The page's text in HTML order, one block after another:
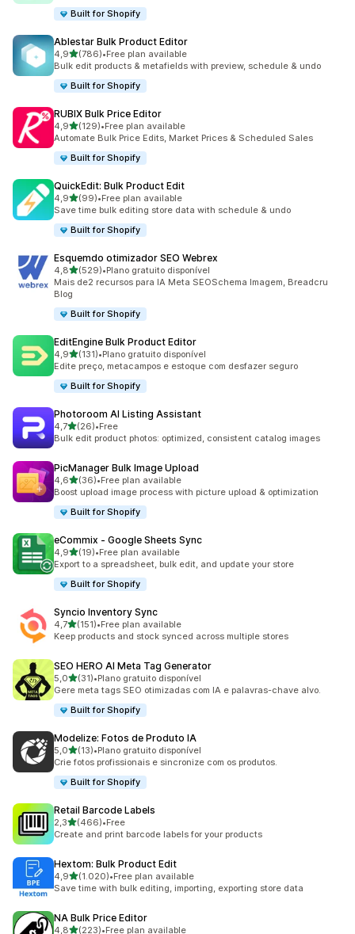
Built for Shopify
Ablestar Bulk Product Editor
4,9de 5 estrelas
(786)
786 total de avaliações
•Free plan available
Bulk edit products & metafields with preview, schedule & undo
Built for Shopify
RUBIX Bulk Price Editor
4,9de 5 estrelas
(129)
129 total de avaliações
•Free plan available
Automate Bulk Price Edits, Market Prices & Scheduled Sales
Built for Shopify
QuickEdit: Bulk Product Edit
4,9de 5 estrelas
(99)
99 total de avaliações
•Free plan available
Save time bulk editing store data with schedule & undo
Built for Shopify
Esquemdo otimizador SEO Webrex
4,8de 5 estrelas
(529)
529 total de avaliações
•Plano gratuito disponível
Mais de2 recursos para IA Meta SEOSchema Imagem, Breadcru
BIog
Built for Shopify
EditEngine Bulk Product Editor
4,9de 5 estrelas
(131)
131 total de avaliações
•Plano gratuito disponível
Edite preço, metacampos e estoque com desfazer seguro
Built for Shopify
Photoroom AI Listing Assistant
4,7de 5 estrelas
(26)
26 total de avaliações
•Free
Bulk edit product photos: optimized, consistent catalog images
PicManager Bulk Image Upload
4,6de 5 estrelas
(36)
36 total de avaliações
•Free plan available
Boost upload image process with picture upload & optimization
Built for Shopify
eCommix ‑ Google Sheets Sync
4,9de 5 estrelas
(19)
19 total de avaliações
•Free plan available
Export to a spreadsheet, bulk edit, and update your store
Built for Shopify
Syncio Inventory Sync
4,7de 5 estrelas
(151)
151 total de avaliações
•Free plan available
Keep products and stock synced across multiple stores
SEO HERO AI Meta Tag Generator
5,0de 5 estrelas
(31)
31 total de avaliações
•Plano gratuito disponível
Gere meta tags SEO otimizadas com IA e palavras-chave alvo.
Built for Shopify
Modelize: Fotos de Produto IA
5,0de 5 estrelas
(13)
13 total de avaliações
•Plano gratuito disponível
Crie fotos profissionais e sincronize com os produtos.
Built for Shopify
Retail Barcode Labels
2,3de 5 estrelas
(466)
466 total de avaliações
•Free
Create and print barcode labels for your products
Hextom: Bulk Product Edit
4,9de 5 estrelas
(1.020)
1020 total de avaliações
•Free plan available
Save time with bulk editing, importing, exporting store data
NA Bulk Price Editor
4,8de 5 estrelas
(223)•Free plan available